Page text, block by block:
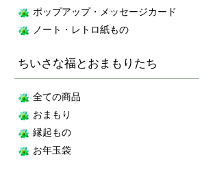
ポップアップ・メッセージカード
ノート・レトロ紙もの
ちいさな福とおまもりたち
全ての商品
おまもり
縁起もの
お年玉袋